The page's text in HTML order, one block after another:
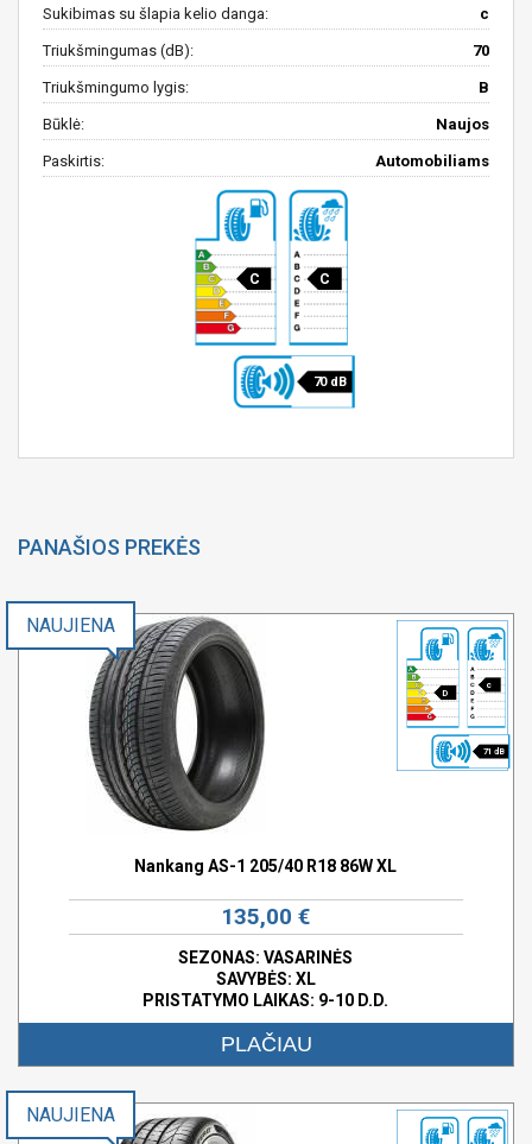
Sukibimas su šlapia kelio danga: c
Triukšmingumas (dB): 70
Triukšmingumo lygis: B
Būklė: Naujos
Paskirtis: Automobiliams
C C
70 dB
PANAŠIOS PREKĖS
D
c
71 dB
NAUJIENA
Nankang AS-1 205/40 R18 86W XL
135,00 €
SEZONAS: VASARINĖS
SAVYBĖS: XL
PRISTATYMO LAIKAS: 9-10 D.D.
PLAČIAU
NAUJIENA